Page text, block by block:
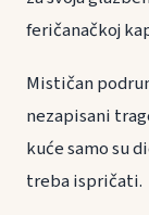
feričanačkoj
Mističan
nezapisani
kuće samo su
treba ispričati.